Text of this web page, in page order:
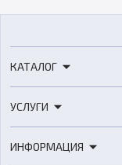
КАТАЛОГ
3D-сканеры
Расходные материалы
УСЛУГИ
3D-моделирование
ИНФОРМАЦИЯ